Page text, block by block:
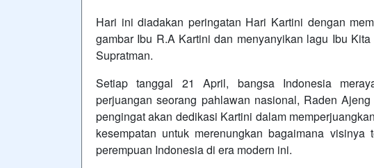
Hari ini diadakan peringatan Hari Kartini dengan
gambar Ibu R.A Kartini dan menyanyikan lagu Ibu
Supratman.
Setiap tanggal 21 April, bangsa Indonesia
perjuangan seorang pahlawan nasional, Raden
pengingat akan dedikasi Kartini dalam
kesempatan untuk merenungkan bagaimana visinya
perempuan Indonesia di era modern ini.